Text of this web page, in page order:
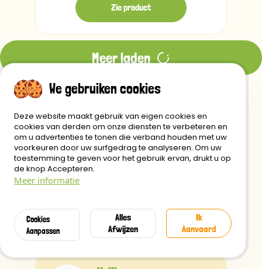
Zie product
Meer laden
Gratis
verzending vanaf 29€
binnen 24 Uur
We gebruiken cookies
Deze website maakt gebruik van eigen cookies en
cookies van derden om onze diensten te verbeteren en
om u advertenties te tonen die verband houden met uw
voorkeuren door uw surfgedrag te analyseren. Om uw
toestemming te geven voor het gebruik ervan, drukt u op
de knop Accepteren.
Meer informatie
Cookies
Aanpassen
Alles
Afwijzen
Ik
Aanvaard